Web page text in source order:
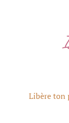
Libère ton